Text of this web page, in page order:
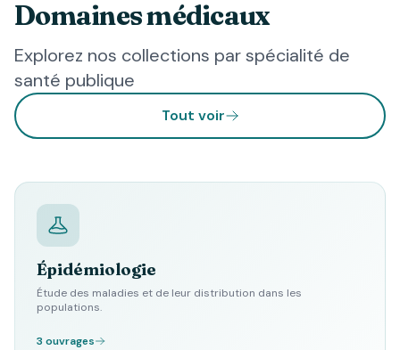
Domaines médicaux
Explorez nos collections par spécialité de
santé publique
Tout voir
Épidémiologie
Étude des maladies et de leur distribution dans les
populations.
3 ouvrages